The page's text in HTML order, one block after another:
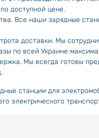
доступной цене.
Все наши зарядные
доставки. Мы
по всей Украине
Мы всегда готовы
станции для
электрического